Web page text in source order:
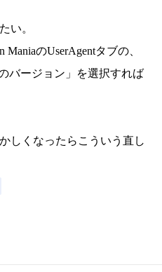
い。
のUserAgentタブの、
バージョン」を選択すれば
しくなったらこういう直し